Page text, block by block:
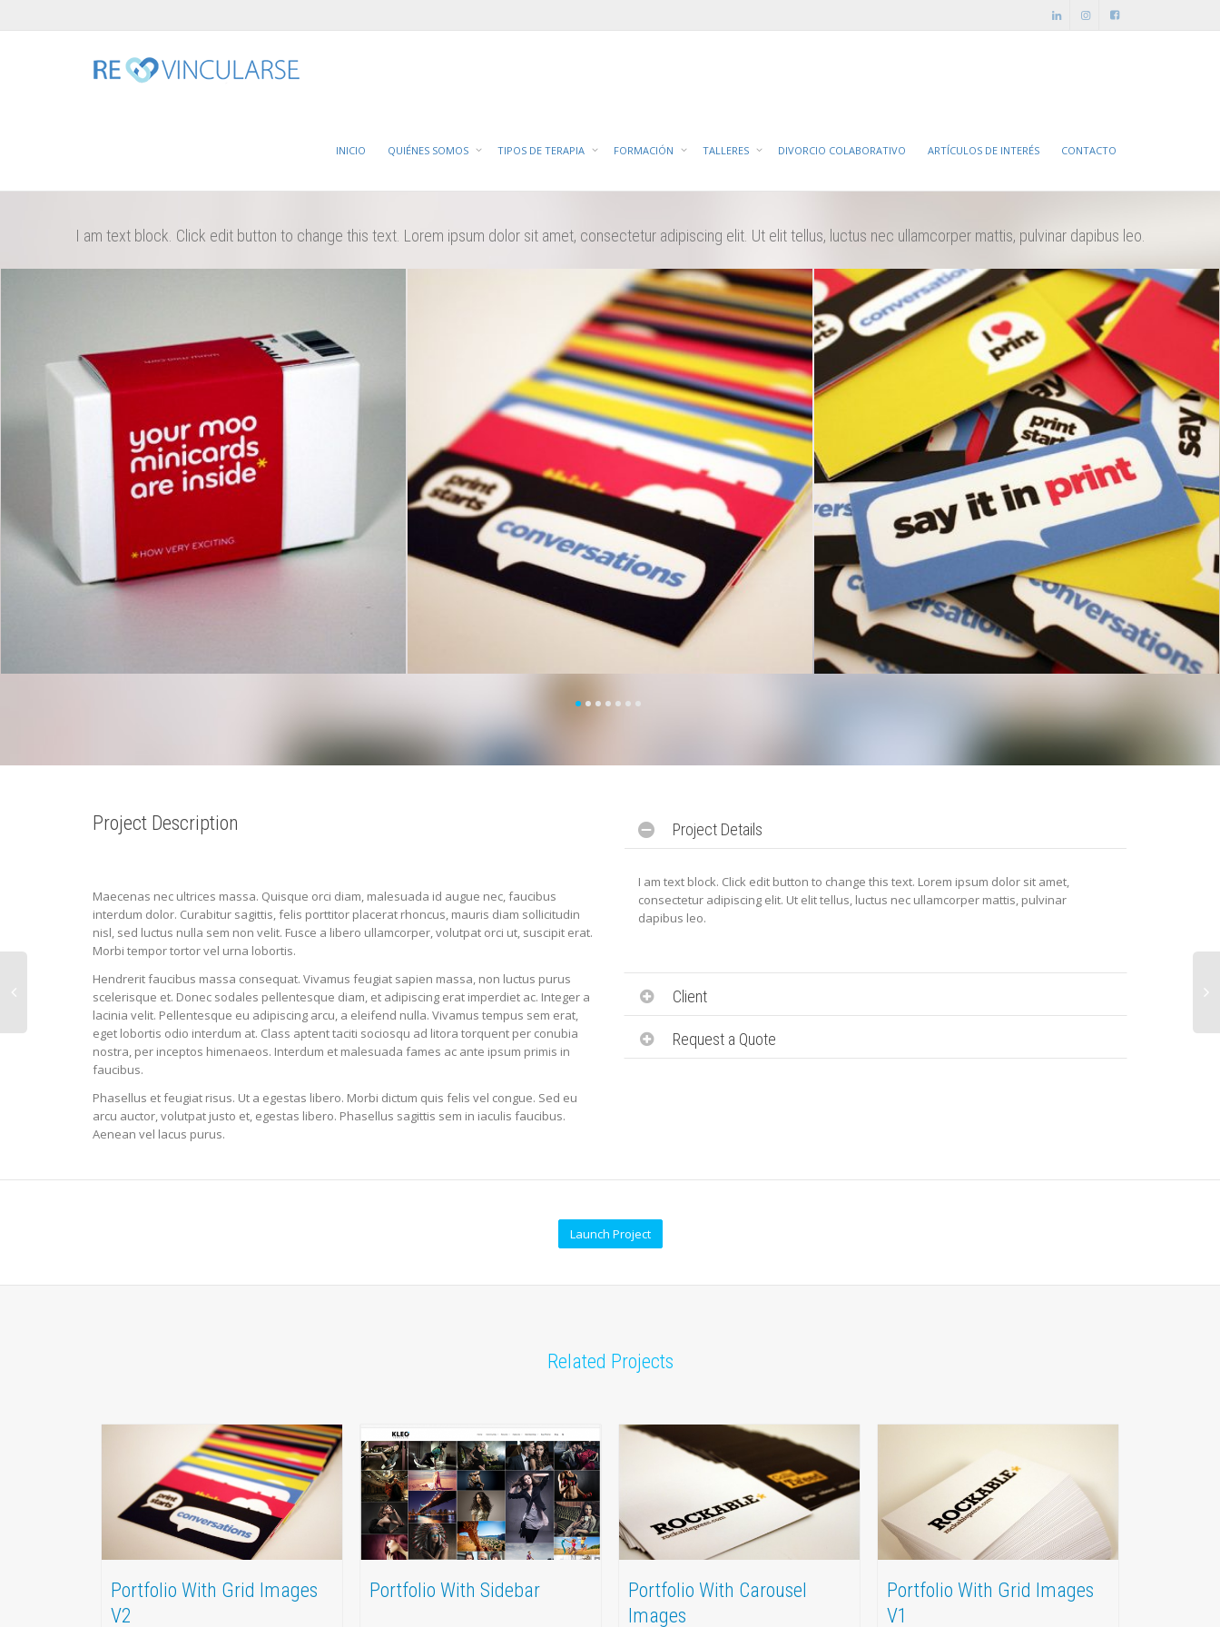
INICIO QUIÉNES SOMOS TIPOS DE TERAPIA FORMACIÓN TALLERES DIVORCIO COLABORATIVO ARTÍCULOS DE INTERÉS CONTACTO
I am text block. Click edit button to change this text. Lorem ipsum dolor sit amet, consectetur adipiscing elit. Ut elit tellus, luctus nec ullamcorper mattis, pulvinar dapibus leo.
Project Description
Maecenas nec ultrices massa. Quisque orci diam, malesuada id augue nec, faucibus
interdum dolor. Curabitur sagittis, felis porttitor placerat rhoncus, mauris diam sollicitudin
nisl, sed luctus nulla sem non velit. Fusce a libero ullamcorper, volutpat orci ut, suscipit erat.
Morbi tempor tortor vel urna lobortis.
Hendrerit faucibus massa consequat. Vivamus feugiat sapien massa, non luctus purus
scelerisque et. Donec sodales pellentesque diam, et adipiscing erat imperdiet ac. Integer a
lacinia velit. Pellentesque eu adipiscing arcu, a eleifend nulla. Vivamus tempus sem erat,
eget lobortis odio interdum at. Class aptent taciti sociosqu ad litora torquent per conubia
nostra, per inceptos himenaeos. Interdum et malesuada fames ac ante ipsum primis in
faucibus.
Phasellus et feugiat risus. Ut a egestas libero. Morbi dictum quis felis vel congue. Sed eu
arcu auctor, volutpat justo et, egestas libero. Phasellus sagittis sem in iaculis faucibus.
Aenean vel lacus purus.
Project Details
I am text block. Click edit button to change this text. Lorem ipsum dolor sit amet,
consectetur adipiscing elit. Ut elit tellus, luctus nec ullamcorper mattis, pulvinar
dapibus leo.
Client
Request a Quote
Launch Project
Related Projects
Portfolio With Grid Images
V2
Portfolio With Sidebar
Portfolio With Carousel
Images
Portfolio With Grid Images
V1